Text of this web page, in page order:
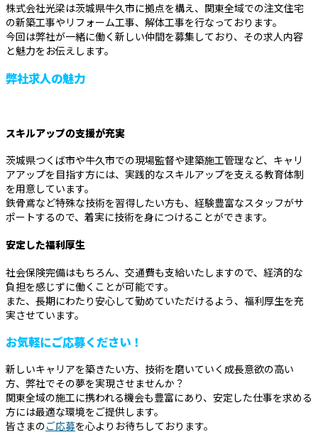
株式会社光梁は茨城県牛久市に拠点を構え、関東全域での注文住宅
の新築工事やリフォーム工事、解体工事を行なっております。
今回は弊社が一緒に働く新しい仲間を募集しており、その求人内容
と魅力をお伝えします。
弊社求人の魅力
スキルアップの支援が充実
茨城県つくば市や牛久市での現場監督や建築施工管理など、キャリ
アアップを目指す方には、実践的なスキルアップを支える教育体制
を用意しています。
鉄骨鳶など特殊な技術を習得したい方も、経験豊富なスタッフがサ
ポートするので、着実に技術を身につけることができます。
安定した福利厚生
社会保険完備はもちろん、交通費も支給いたしますので、経済的な
負担を感じずに働くことが可能です。
また、長期にわたり安心して勤めていただけるよう、福利厚生を充
実させています。
お気軽にご応募ください！
新しいキャリアを築きたい方、技術を磨いていく成長意欲の高い
方、弊社でその夢を実現させませんか？
関東全域の施工に携われる機会も豊富にあり、安定した仕事を求める
方には最適な環境をご提供します。
皆さまのご応募を心よりお待ちしております。